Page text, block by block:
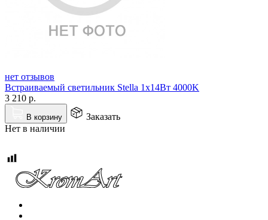
нет отзывов
Встраиваемый светильник Stella 1x14Вт 4000K
3 210 р.
В корзину
Заказать
Нет в наличии